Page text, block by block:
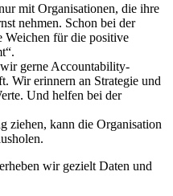
mit Organisationen, die ihre
nehmen. Schon bei der
Weichen für die positive
gerne Accountability-
Wir erinnern an Strategie und
Und helfen bei der
ziehen, kann die Organisation
wir gezielt Daten und